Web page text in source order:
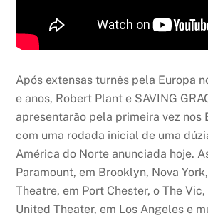
Após extensas turnês pela Europa
e anos, Robert Plant e SAVING
apresentarão pela primeira vez nos
com uma rodada inicial de uma
América do Norte anunciada hoje.
Paramount, em Brooklyn, Nova
Theatre, em Port Chester, o The
United Theater, em Los Angeles e